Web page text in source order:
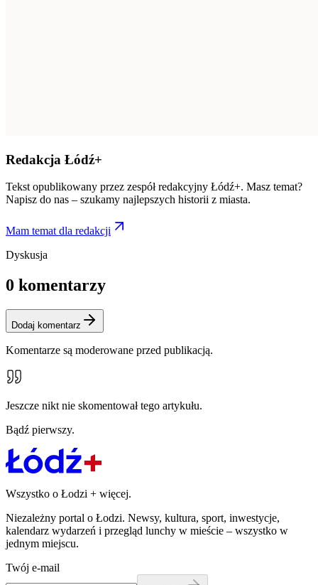
Redakcja Łódź+
Tekst opublikowany przez zespół redakcyjny Łódź+. Masz temat?
Napisz do nas – szukamy najlepszych historii z miasta.
Mam temat dla redakcji
Dyskusja
0 komentarzy
Dodaj komentarz
Komentarze są moderowane przed publikacją.
Jeszcze nikt nie skomentował tego artykułu.
Bądź pierwszy.
Wszystko o Łodzi + więcej.
Niezależny portal o Łodzi. Newsy, kultura, sport, inwestycje,
kalendarz wydarzeń i przegląd lunchy w mieście – wszystko w
jednym miejscu.
Twój e-mail